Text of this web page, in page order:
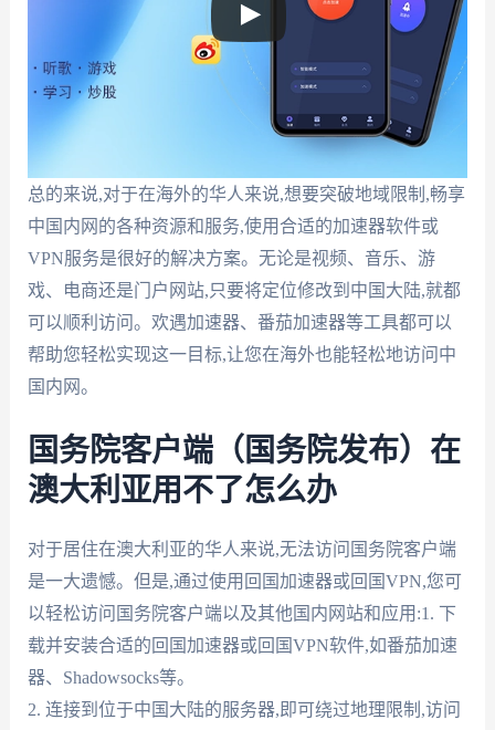
总的来说,对于在海外的华人来说,想要突破地域限制,畅享
中国内网的各种资源和服务,使用合适的加速器软件或
VPN服务是很好的解决方案。无论是视频、音乐、游
戏、电商还是门户网站,只要将定位修改到中国大陆,就都
可以顺利访问。欢遇加速器、番茄加速器等工具都可以
帮助您轻松实现这一目标,让您在海外也能轻松地访问中
国内网。
国务院客户端（国务院发布）在
澳大利亚用不了怎么办
对于居住在澳大利亚的华人来说,无法访问国务院客户端
是一大遗憾。但是,通过使用回国加速器或回国VPN,您可
以轻松访问国务院客户端以及其他国内网站和应用:1. 下
载并安装合适的回国加速器或回国VPN软件,如番茄加速
器、Shadowsocks等。
2. 连接到位于中国大陆的服务器,即可绕过地理限制,访问